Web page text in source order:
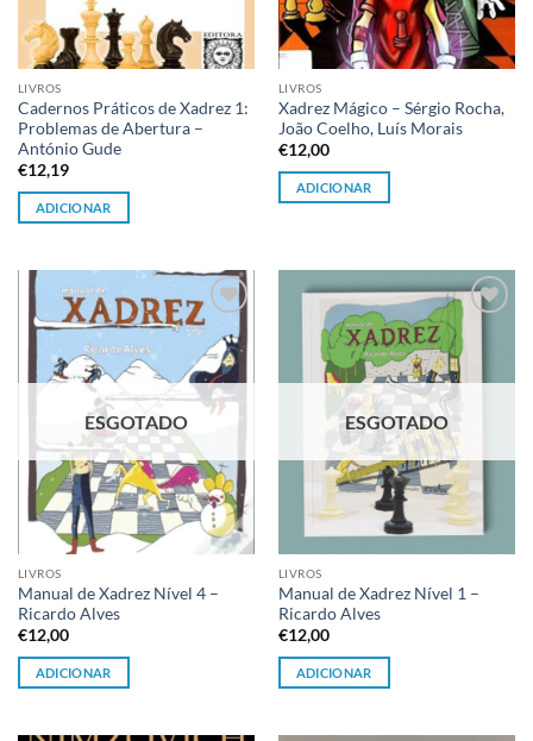
LIVROS
Cadernos Práticos de Xadrez 1:
Problemas de Abertura –
António Gude
€12,19
ADICIONAR
LIVROS
Xadrez Mágico – Sérgio Rocha,
João Coelho, Luís Morais
€12,00
ADICIONAR
Adicionar
à lista de
desejos
ESGOTADO
LIVROS
Manual de Xadrez Nível 4 –
Ricardo Alves
€12,00
ADICIONAR
Adicionar
à lista de
desejos
ESGOTADO
LIVROS
Manual de Xadrez Nível 1 –
Ricardo Alves
€12,00
ADICIONAR